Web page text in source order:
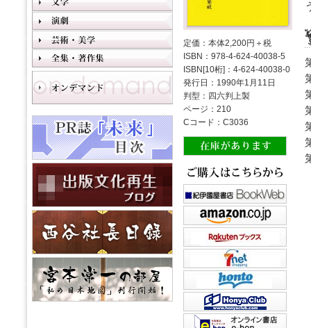
定価：本体2,200円＋税
ISBN：978-4-624-40038-5
ISBN[10桁]：4-624-40038-0
発行日：1990年1月11日
判型：四六判上製
ページ：210
Cコード：C3036